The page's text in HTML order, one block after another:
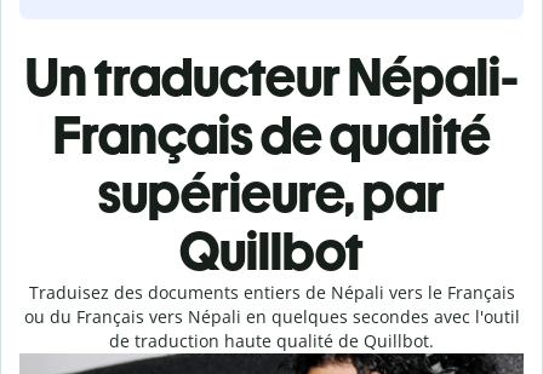
Un traducteur Népali-
Français de qualité
supérieure, par
Quillbot
Traduisez des documents entiers de Népali vers le Français
ou du Français vers Népali en quelques secondes avec l'outil
de traduction haute qualité de Quillbot.